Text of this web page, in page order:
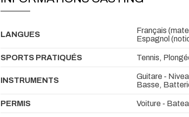
LANGUES
Français
Espagnol
SPORTS PRATIQUÉS Tennis,
INSTRUMENTS
Guitare -
Basse,
PERMIS Voiture -